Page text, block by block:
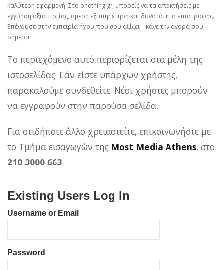
καλύτερη εφαρμογή. Στο onething.gr, μπορείς να τα αποκτήσεις με
εγγύηση αξιοπιστίας, άμεση εξυπηρέτηση και δυνατότητα επιστροφής.
Επένδυσε στην εμπειρία ήχου που σου αξίζει – κάνε την αγορά σου
σήμερα!
Το περιεχόμενο αυτό περιορίζεται στα μέλη της
ιστοσελίδας. Εάν είστε υπάρχων χρήστης,
παρακαλούμε συνδεθείτε. Νέοι χρήστες μπορούν
να εγγραφούν στην παρούσα σελίδα.
Για οτιδήποτε άλλο χρειαστείτε, επικοινωνήστε με
το Τμήμα εισαγωγών της Most Media Athens, στο
210 3000 663
Existing Users Log In
Username or Email
Password